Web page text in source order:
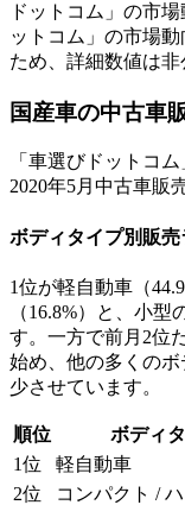
ドットコム」の市
ットコム」の市場
ため、詳細数値は非
国産車の中古車
「車選びドットコ
2020年5月中古車販
ボディタイプ別販
1位が軽自動車（
（16.8%）と、小
す。一方で前月2位
始め、他の多くの
少させています。
順位 ボディ
1位
軽自動車
2位
コンパクト /